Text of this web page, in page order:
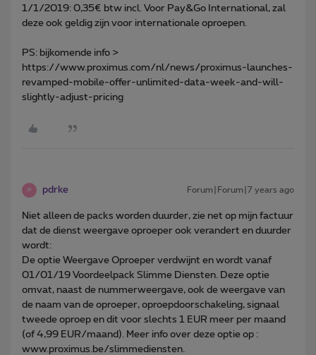
1/1/2019: 0,35€ btw incl. Voor Pay&Go International, zal
deze ook geldig zijn voor internationale oproepen.
PS: bijkomende info >
https://www.proximus.com/nl/news/proximus-launches-
revamped-mobile-offer-unlimited-data-week-and-will-
slightly-adjust-pricing
P pdrke Forum|Forum|7 years ago
Niet alleen de packs worden duurder, zie net op mijn factuur
dat de dienst weergave oproeper ook verandert en duurder
wordt:
De optie Weergave Oproeper verdwijnt en wordt vanaf
01/01/19 Voordeelpack Slimme Diensten. Deze optie
omvat, naast de nummerweergave, ook de weergave van
de naam van de oproeper, oproepdoorschakeling, signaal
tweede oproep en dit voor slechts 1 EUR meer per maand
(of 4,99 EUR/maand). Meer info over deze optie op :
www.proximus.be/slimmediensten.